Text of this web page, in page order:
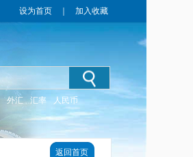
设为首页 加入收藏
外汇 汇率 人民币
返回首页